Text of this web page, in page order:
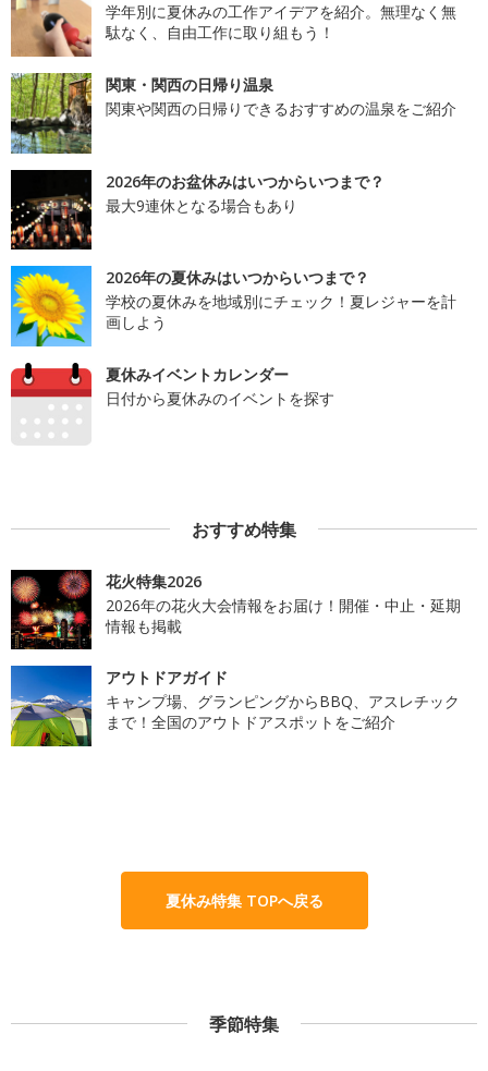
学年別に夏休みの工作アイデアを紹介。無理なく無
駄なく、自由工作に取り組もう！
関東・関西の日帰り温泉
関東や関西の日帰りできるおすすめの温泉をご紹介
2026年のお盆休みはいつからいつまで？
最大9連休となる場合もあり
2026年の夏休みはいつからいつまで？
学校の夏休みを地域別にチェック！夏レジャーを計
画しよう
夏休みイベントカレンダー
日付から夏休みのイベントを探す
おすすめ特集
花火特集2026
2026年の花火大会情報をお届け！開催・中止・延期
情報も掲載
アウトドアガイド
キャンプ場、グランピングからBBQ、アスレチック
まで！全国のアウトドアスポットをご紹介
夏休み特集 TOPへ戻る
季節特集